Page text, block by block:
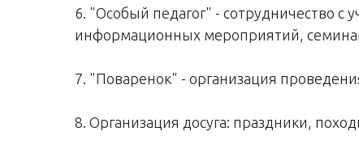
6. "Особый педагог" - сотрудничество
информационных мероприятий,
7. "Поваренок" - организация
8. Организация досуга: праздники,